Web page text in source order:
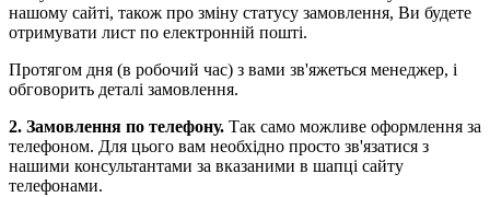
нашому сайті, також про зміну статусу замовлення, Ви будете
отримувати лист по електронній пошті.
Протягом дня (в робочий час) з вами зв'яжеться менеджер, і
обговорить деталі замовлення.
2. Замовлення по телефону. Так само можливе оформлення за
телефоном. Для цього вам необхідно просто зв'язатися з
нашими консультантами за вказаними в шапці сайту
телефонами.